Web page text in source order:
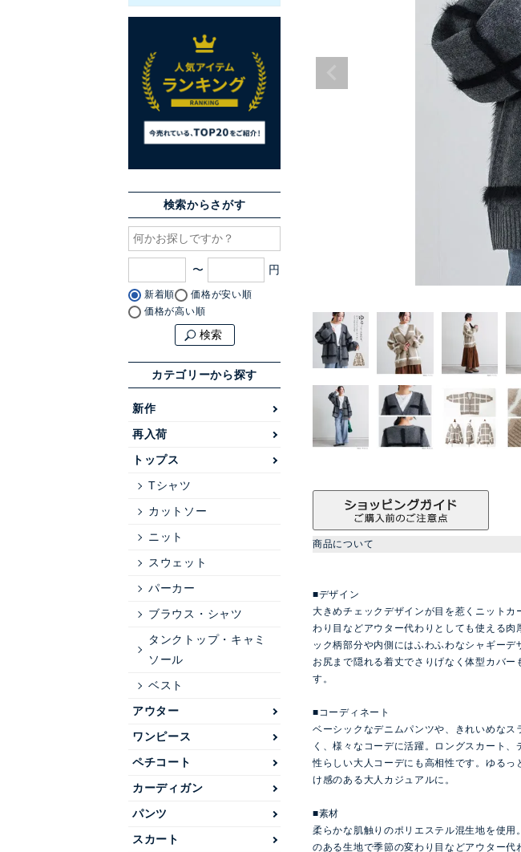
検索からさがす
〜
新着順
価格が安い順
価格が高い順
検索
カテゴリーから探す
新作
再入荷
トップス
Tシャツ
カットソー
ニット
スウェット
パーカー
ブラウス・シャツ
タンクトップ・キャミ
ソール
ベスト
アウター
ワンピース
ペチコート
カーディガン
パンツ
スカート
商品について
■デザイン
大きめチェックデザインが目を惹くニットカ
わり目などアウター代わりとしても使える肉
ック柄部分や内側にはふわふわなシャギーデ
お尻まで隠れる着丈でさりげなく体型カバー
す。
■コーディネート
ベーシックなデニムパンツや、きれいめなス
く、様々なコーデに活躍。ロングスカート、
性らしい大人コーデにも高相性です。ゆるっ
け感のある大人カジュアルに。
■素材
柔らかな肌触りのポリエステル混生地を使用
のある生地で季節の変わり目などアウター代